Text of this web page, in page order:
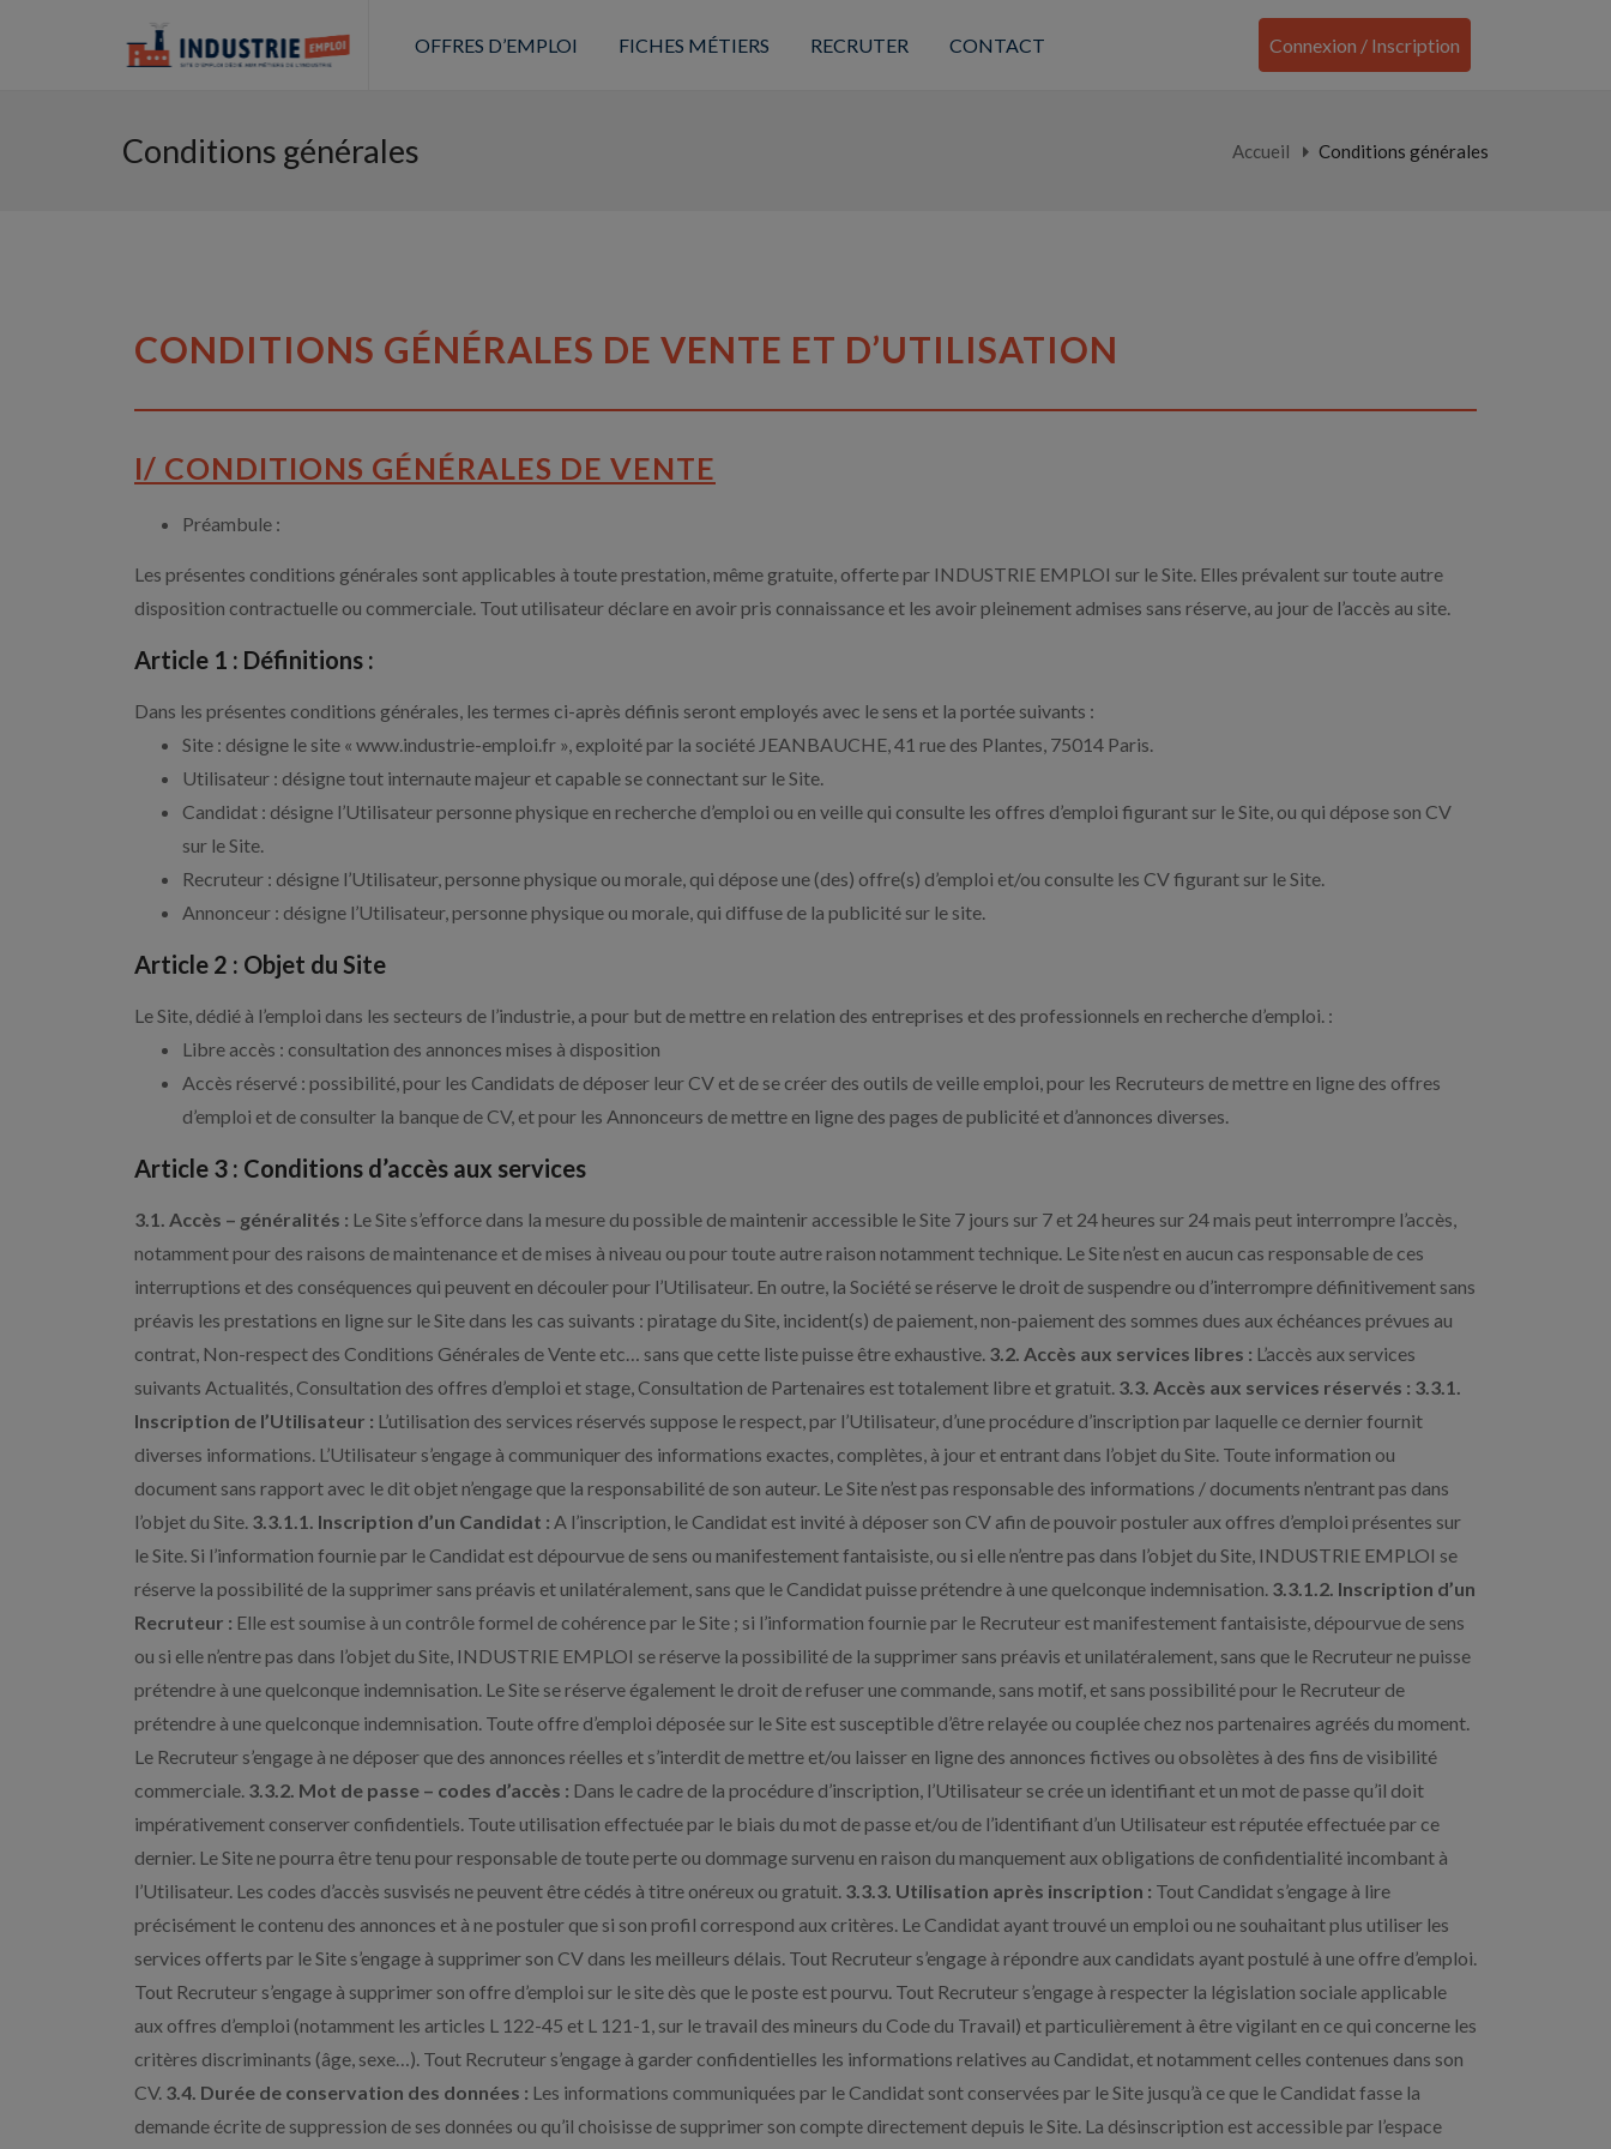
OFFRES D’EMPLOI FICHES MÉTIERS RECRUTER CONTACT Connexion / Inscription
Conditions générales Accueil Conditions générales
CONDITIONS GÉNÉRALES DE VENTE ET D’UTILISATION
I/ CONDITIONS GÉNÉRALES DE VENTE
Préambule :
Les présentes conditions générales sont applicables à toute prestation, même gratuite, offerte par INDUSTRIE EMPLOI sur le Site. Elles prévalent sur toute autre
disposition contractuelle ou commerciale. Tout utilisateur déclare en avoir pris connaissance et les avoir pleinement admises sans réserve, au jour de l’accès au site.
Article 1 : Définitions :
Dans les présentes conditions générales, les termes ci-après définis seront employés avec le sens et la portée suivants :
Site : désigne le site « www.industrie-emploi.fr », exploité par la société JEANBAUCHE, 41 rue des Plantes, 75014 Paris.
Utilisateur : désigne tout internaute majeur et capable se connectant sur le Site.
Candidat : désigne l’Utilisateur personne physique en recherche d’emploi ou en veille qui consulte les offres d’emploi figurant sur le Site, ou qui dépose son CV
sur le Site.
Recruteur : désigne l’Utilisateur, personne physique ou morale, qui dépose une (des) offre(s) d’emploi et/ou consulte les CV figurant sur le Site.
Annonceur : désigne l’Utilisateur, personne physique ou morale, qui diffuse de la publicité sur le site.
Article 2 : Objet du Site
Le Site, dédié à l’emploi dans les secteurs de l’industrie, a pour but de mettre en relation des entreprises et des professionnels en recherche d’emploi. :
Libre accès : consultation des annonces mises à disposition
Accès réservé : possibilité, pour les Candidats de déposer leur CV et de se créer des outils de veille emploi, pour les Recruteurs de mettre en ligne des offres
d’emploi et de consulter la banque de CV, et pour les Annonceurs de mettre en ligne des pages de publicité et d’annonces diverses.
Article 3 : Conditions d’accès aux services
3.1. Accès – généralités : Le Site s’efforce dans la mesure du possible de maintenir accessible le Site 7 jours sur 7 et 24 heures sur 24 mais peut interrompre l’accès,
notamment pour des raisons de maintenance et de mises à niveau ou pour toute autre raison notamment technique. Le Site n’est en aucun cas responsable de ces
interruptions et des conséquences qui peuvent en découler pour l’Utilisateur. En outre, la Société se réserve le droit de suspendre ou d’interrompre définitivement sans
préavis les prestations en ligne sur le Site dans les cas suivants : piratage du Site, incident(s) de paiement, non-paiement des sommes dues aux échéances prévues au
contrat, Non-respect des Conditions Générales de Vente etc… sans que cette liste puisse être exhaustive. 3.2. Accès aux services libres : L’accès aux services
suivants Actualités, Consultation des offres d’emploi et stage, Consultation de Partenaires est totalement libre et gratuit. 3.3. Accès aux services réservés : 3.3.1.
Inscription de l’Utilisateur : L’utilisation des services réservés suppose le respect, par l’Utilisateur, d’une procédure d’inscription par laquelle ce dernier fournit
diverses informations. L’Utilisateur s’engage à communiquer des informations exactes, complètes, à jour et entrant dans l’objet du Site. Toute information ou
document sans rapport avec le dit objet n’engage que la responsabilité de son auteur. Le Site n’est pas responsable des informations / documents n’entrant pas dans
l’objet du Site. 3.3.1.1. Inscription d’un Candidat : A l’inscription, le Candidat est invité à déposer son CV afin de pouvoir postuler aux offres d’emploi présentes sur
le Site. Si l’information fournie par le Candidat est dépourvue de sens ou manifestement fantaisiste, ou si elle n’entre pas dans l’objet du Site, INDUSTRIE EMPLOI se
réserve la possibilité de la supprimer sans préavis et unilatéralement, sans que le Candidat puisse prétendre à une quelconque indemnisation. 3.3.1.2. Inscription d’un
Recruteur : Elle est soumise à un contrôle formel de cohérence par le Site ; si l’information fournie par le Recruteur est manifestement fantaisiste, dépourvue de sens
ou si elle n’entre pas dans l’objet du Site, INDUSTRIE EMPLOI se réserve la possibilité de la supprimer sans préavis et unilatéralement, sans que le Recruteur ne puisse
prétendre à une quelconque indemnisation. Le Site se réserve également le droit de refuser une commande, sans motif, et sans possibilité pour le Recruteur de
prétendre à une quelconque indemnisation. Toute offre d’emploi déposée sur le Site est susceptible d’être relayée ou couplée chez nos partenaires agréés du moment.
Le Recruteur s’engage à ne déposer que des annonces réelles et s’interdit de mettre et/ou laisser en ligne des annonces fictives ou obsolètes à des fins de visibilité
commerciale. 3.3.2. Mot de passe – codes d’accès : Dans le cadre de la procédure d’inscription, l’Utilisateur se crée un identifiant et un mot de passe qu’il doit
impérativement conserver confidentiels. Toute utilisation effectuée par le biais du mot de passe et/ou de l’identifiant d’un Utilisateur est réputée effectuée par ce
dernier. Le Site ne pourra être tenu pour responsable de toute perte ou dommage survenu en raison du manquement aux obligations de confidentialité incombant à
l’Utilisateur. Les codes d’accès susvisés ne peuvent être cédés à titre onéreux ou gratuit. 3.3.3. Utilisation après inscription : Tout Candidat s’engage à lire
précisément le contenu des annonces et à ne postuler que si son profil correspond aux critères. Le Candidat ayant trouvé un emploi ou ne souhaitant plus utiliser les
services offerts par le Site s’engage à supprimer son CV dans les meilleurs délais. Tout Recruteur s’engage à répondre aux candidats ayant postulé à une offre d’emploi.
Tout Recruteur s’engage à supprimer son offre d’emploi sur le site dès que le poste est pourvu. Tout Recruteur s’engage à respecter la législation sociale applicable
aux offres d’emploi (notamment les articles L 122-45 et L 121-1, sur le travail des mineurs du Code du Travail) et particulièrement à être vigilant en ce qui concerne les
critères discriminants (âge, sexe…). Tout Recruteur s’engage à garder confidentielles les informations relatives au Candidat, et notamment celles contenues dans son
CV. 3.4. Durée de conservation des données : Les informations communiquées par le Candidat sont conservées par le Site jusqu’à ce que le Candidat fasse la
demande écrite de suppression de ses données ou qu’il choisisse de supprimer son compte directement depuis le Site. La désinscription est accessible par l’espace